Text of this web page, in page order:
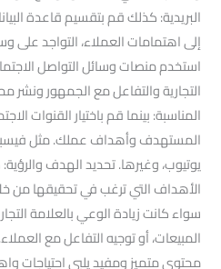
البريدية: كذلك قم بتقسيم قاعدة
إلى اهتمامات العملاء، التواجد على
استخدم منصات وسائل التواصل
التجارية والتفاعل مع الجمهور ونشر
المناسبة: بينما قم باختيار القنوات
المستهدف وأهداف عملك. مثل فيسبوك.
يوتيوب، وغيرها. تحديد الهدف
الأهداف التي ترغب في تحقيقها من
سواء كانت زيادة الوعي بالعلامة
المبيعات، أو توجيه التفاعل مع
محتوى متميز ومفيد يلبي احتياجات